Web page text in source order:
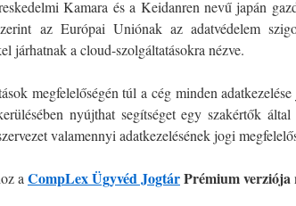
Kamara és a Keidanren nevű japán
az Európai Uniónak az adatvédelem
járhatnak a cloud-szolgáltatásokra nézve.
megfelelőségén túl a cég minden
nyújthat segítséget egy szakértők
valamennyi adatkezelésének jogi
a CompLex Ügyvéd JogtárPrémium verziója